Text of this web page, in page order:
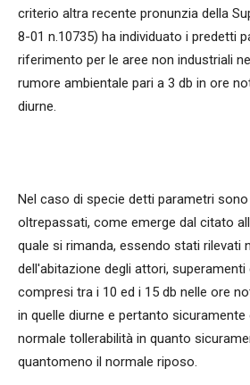
criterio altra recente pronunzia della
8-01 n.10735) ha individuato i predetti
riferimento per le aree non industriali
rumore ambientale pari a 3 db in ore
diurne.
Nel caso di specie detti parametri
oltrepassati, come emerge dal citato
quale si rimanda, essendo stati rilevati
dell'abitazione degli attori,
compresi tra i 10 ed i 15 db nelle ore
in quelle diurne e pertanto
normale tollerabilità in quanto
quantomeno il normale riposo.